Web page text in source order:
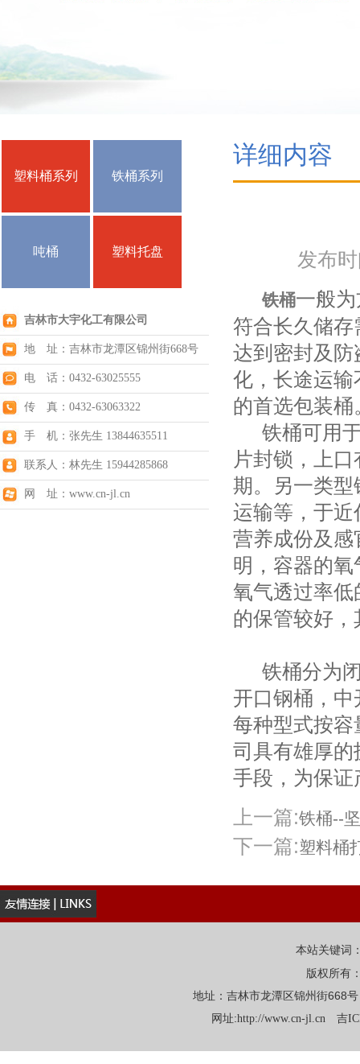
塑料桶系列 铁桶系列
吨桶 塑料托盘
吉林市大宇化工有限公司
地 址：吉林市龙潭区锦州街668号
电 话：0432-63025555
传 真：0432-63063322
手 机：张先生 13844635511
联系人：林先生 15944285868
网 址：www.cn-jl.cn
详细内容
发布
铁桶一般
符合长久储存
达到密封及
化，长途运
的首选包装桶
铁桶可用于
片封锁，上
期。另一类
运输等，于
营养成份及
明，容器的
氧气透过率
的保管较好
铁桶分为闭
开口钢桶，
每种型式按
司具有雄厚
手段，为保
上一篇:铁桶--
下一篇:塑料桶
本站关键词
版权所有
地址：吉林市龙潭区锦州街
网址:http://www.cn-jl.cn 吉